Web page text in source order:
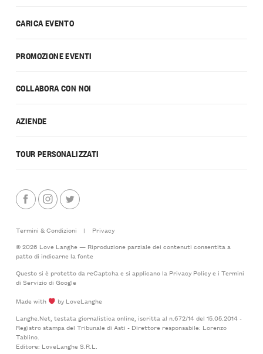
CARICA EVENTO
PROMOZIONE EVENTI
COLLABORA CON NOI
AZIENDE
TOUR PERSONALIZZATI
Termini & Condizioni |
Privacy
© 2026 Love Langhe — Riproduzione parziale dei contenuti consentita a
patto di indicarne la fonte
Questo si è protetto da reCaptcha e si applicano la Privacy Policye i Termini
di Serviziodi Google
Made with
by LoveLanghe
Langhe.Net, testata giornalistica online, iscritta al n.672/14 del 15.05.2014 -
Registro stampa del Tribunale di Asti - Direttore responsabile: Lorenzo
Tablino.
Editore: LoveLanghe S.R.L.